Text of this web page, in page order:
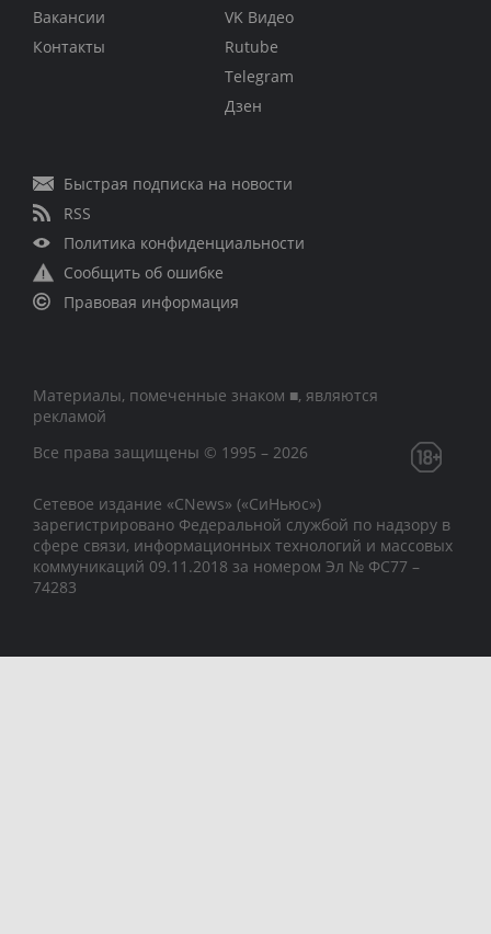
Вакансии
Контакты
VK Видео
Rutube
Telegram
Дзен
Быстрая подписка на новости
RSS
Политика конфиденциальности
Сообщить об ошибке
Правовая информация
Материалы, помеченные знаком ■, являются
рекламой
Все права защищены © 1995 – 2026
Сетевое издание «CNews» («СиНьюс»)
зарегистрировано Федеральной службой по надзору в
сфере связи, информационных технологий и массовых
коммуникаций 09.11.2018 за номером Эл № ФС77 –
74283